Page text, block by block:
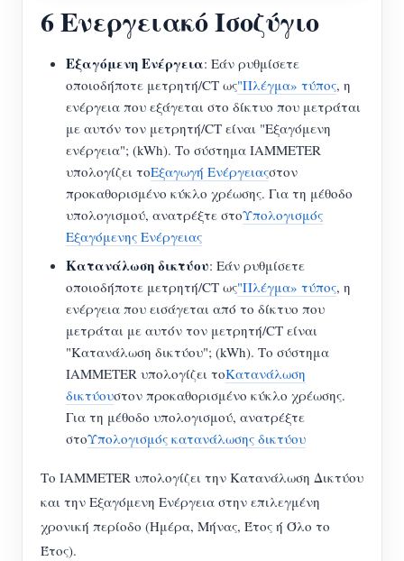
6 Ενεργειακό Ισοζύγιο
Εξαγόμενη Ενέργεια: Εάν ρυθμίσετε
οποιοδήποτε μετρητή/CT ως"Πλέγμα» τύπος, η
ενέργεια που εξάγεται στο δίκτυο που μετράται
με αυτόν τον μετρητή/CT είναι "Εξαγόμενη
ενέργεια"; (kWh). Το σύστημα IAMMETER
υπολογίζει τοΕξαγωγή Ενέργειαςστον
προκαθορισμένο κύκλο χρέωσης. Για τη μέθοδο
υπολογισμού, ανατρέξτε στοΥπολογισμός
Εξαγόμενης Ενέργειας
Κατανάλωση δικτύου: Εάν ρυθμίσετε
οποιοδήποτε μετρητή/CT ως"Πλέγμα» τύπος, η
ενέργεια που εισάγεται από το δίκτυο που
μετράται με αυτόν τον μετρητή/CT είναι
"Κατανάλωση δικτύου"; (kWh). Το σύστημα
IAMMETER υπολογίζει τοΚατανάλωση
δικτύουστον προκαθορισμένο κύκλο χρέωσης.
Για τη μέθοδο υπολογισμού, ανατρέξτε
στοΥπολογισμός κατανάλωσης δικτύου
Το IAMMETER υπολογίζει την Κατανάλωση Δικτύου
και την Εξαγόμενη Ενέργεια στην επιλεγμένη
χρονική περίοδο (Ημέρα, Μήνας, Έτος ή Όλο το
Έτος).